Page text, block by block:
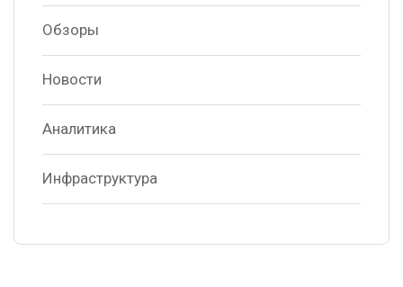
Обзоры
Новости
Аналитика
Инфраструктура